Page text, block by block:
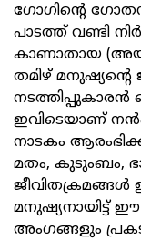
ഗോഗിന്റെ
പാടത്ത് വണ്ടി
കാണാതായ
തമിഴ് മനുഷ്യന്റെ
നടത്തിപ്പുകാരൻ
ഇവിടെയാണ്
നാടകം
മതം, കുടുംബം,
ജീവിതക്രമങ്ങൾ
മനുഷ്യനായിട്ട് ഈ
അംഗങ്ങളും